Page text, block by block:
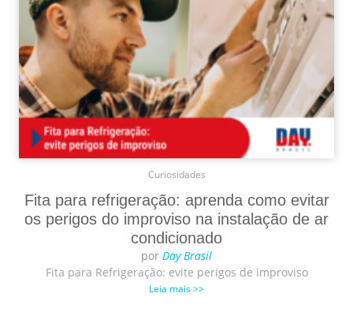
Curiosidades
Fita para refrigeração: aprenda como evitar
os perigos do improviso na instalação de ar
condicionado
por Day Brasil
Fita para Refrigeração: evite perigos de improviso
Leia mais >>